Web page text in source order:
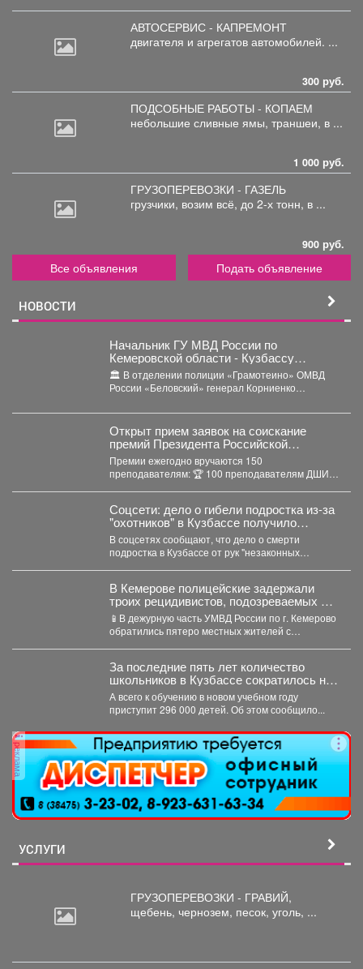
АВТОСЕРВИС - КАПРЕМОНТ
двигателя и агрегатов автомобилей. ...
300 руб.
ПОДСОБНЫЕ РАБОТЫ - КОПАЕМ
небольшие сливные ямы, траншеи, в ...
1 000 руб.
ГРУЗОПЕРЕВОЗКИ - ГАЗЕЛЬ
грузчики, возим всё, до 2-х тонн, в ...
900 руб.
Все объявления Подать объявление
НОВОСТИ
Начальник ГУ МВД России по
Кемеровской области - Кузбассу
Геннадий Корниенко проверил работу
подразделений отдела МВД России
«Беловский»
🏛️ В отделении полиции «Грамотеино» ОМВД
России «Беловский» генерал Корниенко
ведение...
Открыт прием заявок на соискание
премий Президента Российской
Федерации для преподавателей в
области музыкального искусства в 2026
году.
Премии ежегодно вручаются 150
преподавателям: 🏆 100 преподавателям ДШИ
Соцсети: дело о гибели подростка из-за
"охотников" в Кузбассе получило
шокирующее развитие
В соцсетях сообщают, что дело о смерти
подростка в Кузбассе от рук "незаконных
В Кемерове полицейские задержали
троих рецидивистов, подозреваемых в
совершении серии краж
📱В дежурную часть УМВД России по г. Кемерово
обратились пятеро местных жителей с
За последние пять лет количество
школьников в Кузбассе сократилось на
8%
А всего к обучению в новом учебном году
приступит 296 000 детей. Об этом сообщило...
реклама
УСЛУГИ
ГРУЗОПЕРЕВОЗКИ - ГРАВИЙ,
щебень, чернозем, песок, уголь, ...